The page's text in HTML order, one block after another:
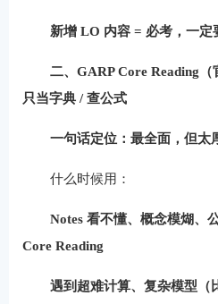
新增 LO 内容 = 必考，一定
二、GARP Core Reading
只当字典 / 查公式
一句话定位：最全面，但太
什么时候用：
Notes 看不懂、概念模煳、
Core Reading
遇到超难计算、复杂模型（